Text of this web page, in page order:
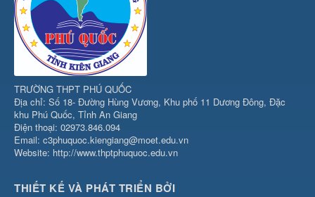
TRƯỜNG THPT PHÚ QUỐC
Địa chỉ: Số 18- Đường Hùng Vương, Khu phố 11 Dương Đông, Đặc
khu Phú Quốc, Tỉnh An Giang
Điện thoại: 02973.846.094
Email: c3phuquoc.kiengiang@moet.edu.vn
Website: http://www.thptphuquoc.edu.vn
THIẾT KẾ VÀ PHÁT TRIỂN BỞI